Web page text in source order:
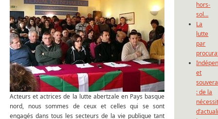
Acteurs et actrices de la lutte abertzale en Pays basque
nord, nous sommes de ceux et celles qui se sont
engagés dans tous les secteurs de la vie publique tant
hors-
sol…
La
lutte
par
et
: de la